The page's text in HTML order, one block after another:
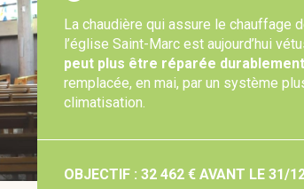
La chaudière qui assure le
l’église Saint-Marc est aujourd’hui
peut plus être réparée
remplacée, en mai, par un système
climatisation.
OBJECTIF : 32 462 € AVANT LE 31/